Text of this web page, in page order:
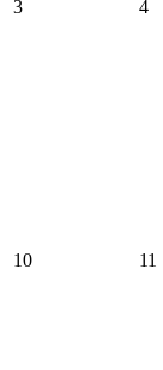
3 4
10 11